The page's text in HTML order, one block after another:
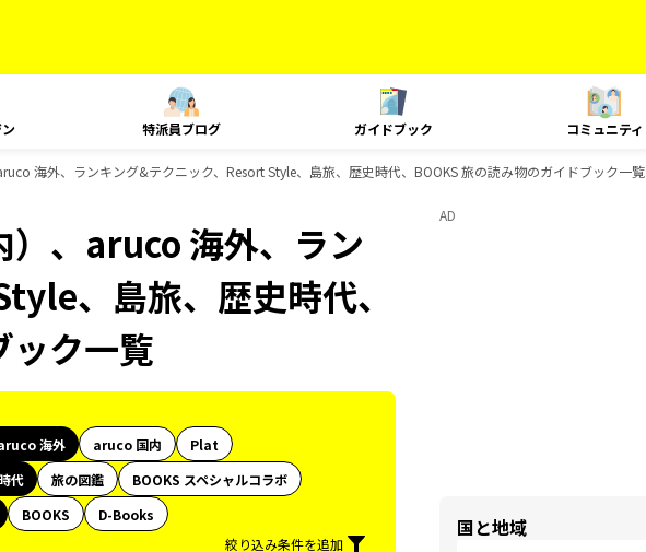
特派員ブログ ガイドブック コミュニティ
海外、ランキング&テクニック、Resort Style、島旅、歴史時代、BOOKS 旅の読み物のガイドブック一覧
）、aruco 海外、ラン
、島旅、歴史時代、
ック一覧
海外 aruco 国内
Plat
代 旅の図鑑
BOOKS スペシャルコラボ
BOOKS
D-Books
絞り込み条件を追加
AD
国と地域